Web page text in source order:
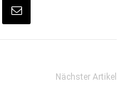
Nächster Artikel